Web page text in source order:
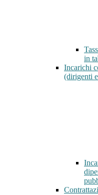
in
Incarichi
(dirigenti